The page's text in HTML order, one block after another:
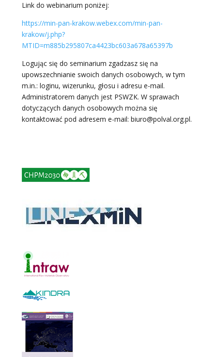
Link do webinarium poniżej:
https://min-pan-krakow.webex.com/min-pan-
krakow/j.php?
MTID=m885b295807ca4423bc603a678a65397b
Logując się do seminarium zgadzasz się na
upowszechnianie swoich danych osobowych, w tym
m.in.: loginu, wizerunku, głosu i adresu e-mail.
Administratorem danych jest PSWZK. W sprawach
dotyczących danych osobowych można się
kontaktować pod adresem e-mail: biuro@polval.org.pl.